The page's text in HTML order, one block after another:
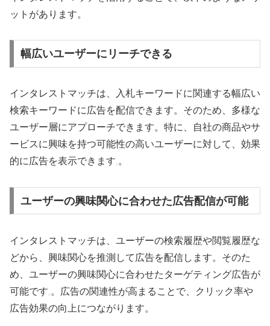
ットがあります。
幅広いユーザーにリーチできる
インタレストマッチは、入札キーワードに関連する幅広い
検索キーワードに広告を配信できます。そのため、多様な
ユーザー層にアプローチできます。特に、自社の商品やサ
ービスに興味を持つ可能性の高いユーザーに対して、効果
的に広告を表示できます 。
ユーザーの興味関心に合わせた広告配信が可能
インタレストマッチは、ユーザーの検索履歴や閲覧履歴な
どから、興味関心を推測して広告を配信します。そのた
め、ユーザーの興味関心に合わせたターゲティング広告が
可能です 。広告の関連性が高まることで、クリック率や
広告効果の向上につながります。